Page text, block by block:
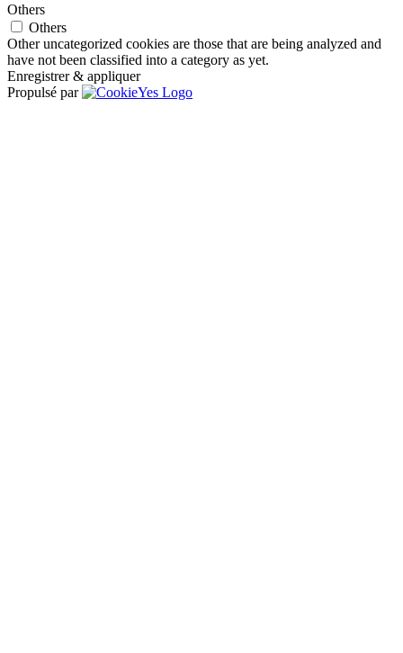
Others
Others
Other uncategorized cookies are those that are being analyzed and
have not been classified into a category as yet.
Enregistrer & appliquer
Propulsé par